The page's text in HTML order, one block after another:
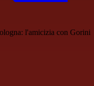
l'amicizia con Gorini